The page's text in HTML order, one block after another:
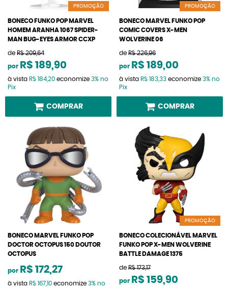
PROMOÇÃO
BONECO FUNKO POP MARVEL
HOMEM ARANHA 1067 SPIDER-
MAN BUG-EYES ARMOR CCXP
de R$ 209,64
por R$ 189,90
à vista R$ 184,20 economize 3% no
Pix
COMPRAR
PROMOÇÃO
BONECO MARVEL FUNKO POP
COMIC COVERS X-MEN
WOLVERINE 06
de R$ 226,96
por R$ 189,00
à vista R$ 183,33 economize 3% no
Pix
COMPRAR
BONECO MARVEL FUNKO POP
DOCTOR OCTOPUS 150 DOUTOR
OCTOPUS
por R$ 172,27
à vista R$ 167,10 economize 3% no
PROMOÇÃO
BONECO COLECIONÁVEL MARVEL
FUNKO POP X-MEN WOLVERINE
BATTLE DAMAGE 1375
de R$ 173,17
por R$ 159,90